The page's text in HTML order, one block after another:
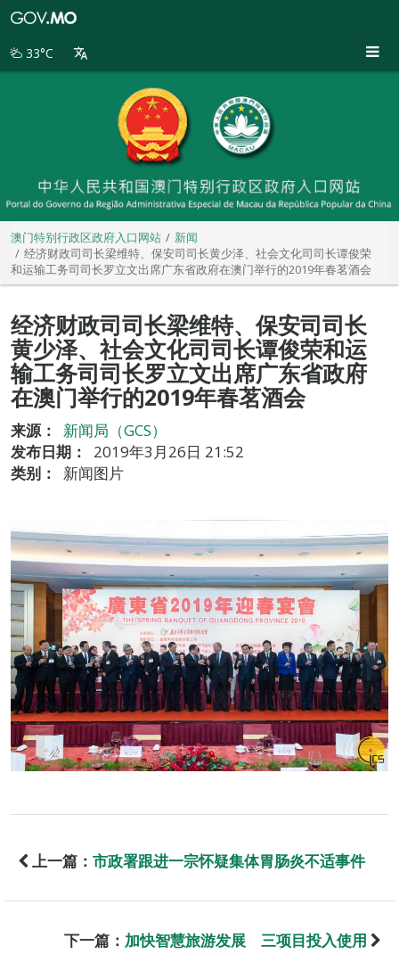
别
33°C
澳门特别行政区政府入口网站
新闻
经济财政司司长梁维特、保安司司长黄少泽、社会文化司司长谭俊荣
和运输工务司司长罗立文出席广东省政府在澳门举行的2019年春茗酒会
经济财政司司长梁维特、保安司司长
黄少泽、社会文化司司长谭俊荣和运
输工务司司长罗立文出席广东省政府
在澳门举行的2019年春茗酒会
来源：
新闻局（GCS）
发布日期：
2019年3月26日 21:52
类别：
新闻图片
上一篇： 市政署跟进一宗怀疑集体胃肠炎不适事件
下一篇： 加快智慧旅游发展 三项目投入使用